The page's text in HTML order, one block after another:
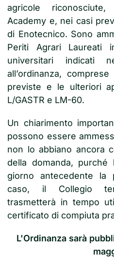
agricole
Academy e, nei casi
di Enotecnico. Sono
Periti Agrari Laureati
universitari indicati
all’ordinanza,
previste e le ulteriori
L/GASTR e LM-60.
Un chiarimento
possono essere
non lo abbiano ancora
della domanda,
giorno antecedente la
caso, il Collegio
trasmetterà in tempo
certificato di compiuta
L'Ordinanza sarà